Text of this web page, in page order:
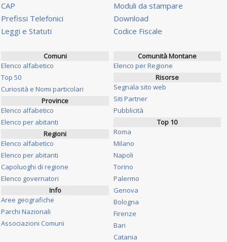
CAP
Prefissi Telefonici
Leggi e Statuti
Moduli da stampare
Download
Codice Fiscale
Comuni
Elenco alfabetico
Top 50
Curiosità e Nomi particolari
Province
Elenco alfabetico
Elenco per abitanti
Regioni
Elenco alfabetico
Elenco per abitanti
Capoluoghi di regione
Elenco governatori
Info
Aree geografiche
Parchi Nazionali
Associazioni Comuni
Comunità Montane
Elenco per Regione
Risorse
Segnala sito web
Siti Partner
Pubblicità
Top 10
Roma
Milano
Napoli
Torino
Palermo
Genova
Bologna
Firenze
Bari
Catania